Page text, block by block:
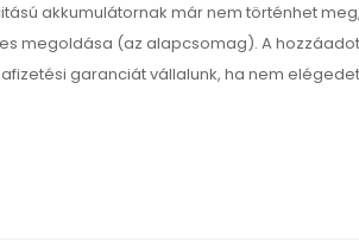
akkumulátornak már nem történhet
megoldása (az alapcsomag). A
garanciát vállalunk, ha nem